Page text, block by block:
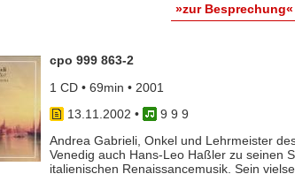
»zur Besprechung«
cpo 999 863-2
1 CD • 69min • 2001
13.11.2002 •
9 9 9
Andrea Gabrieli, Onkel und Lehrmeister
Venedig auch Hans-Leo Haßler zu seinen
italienischen Renaissancemusik. Sein